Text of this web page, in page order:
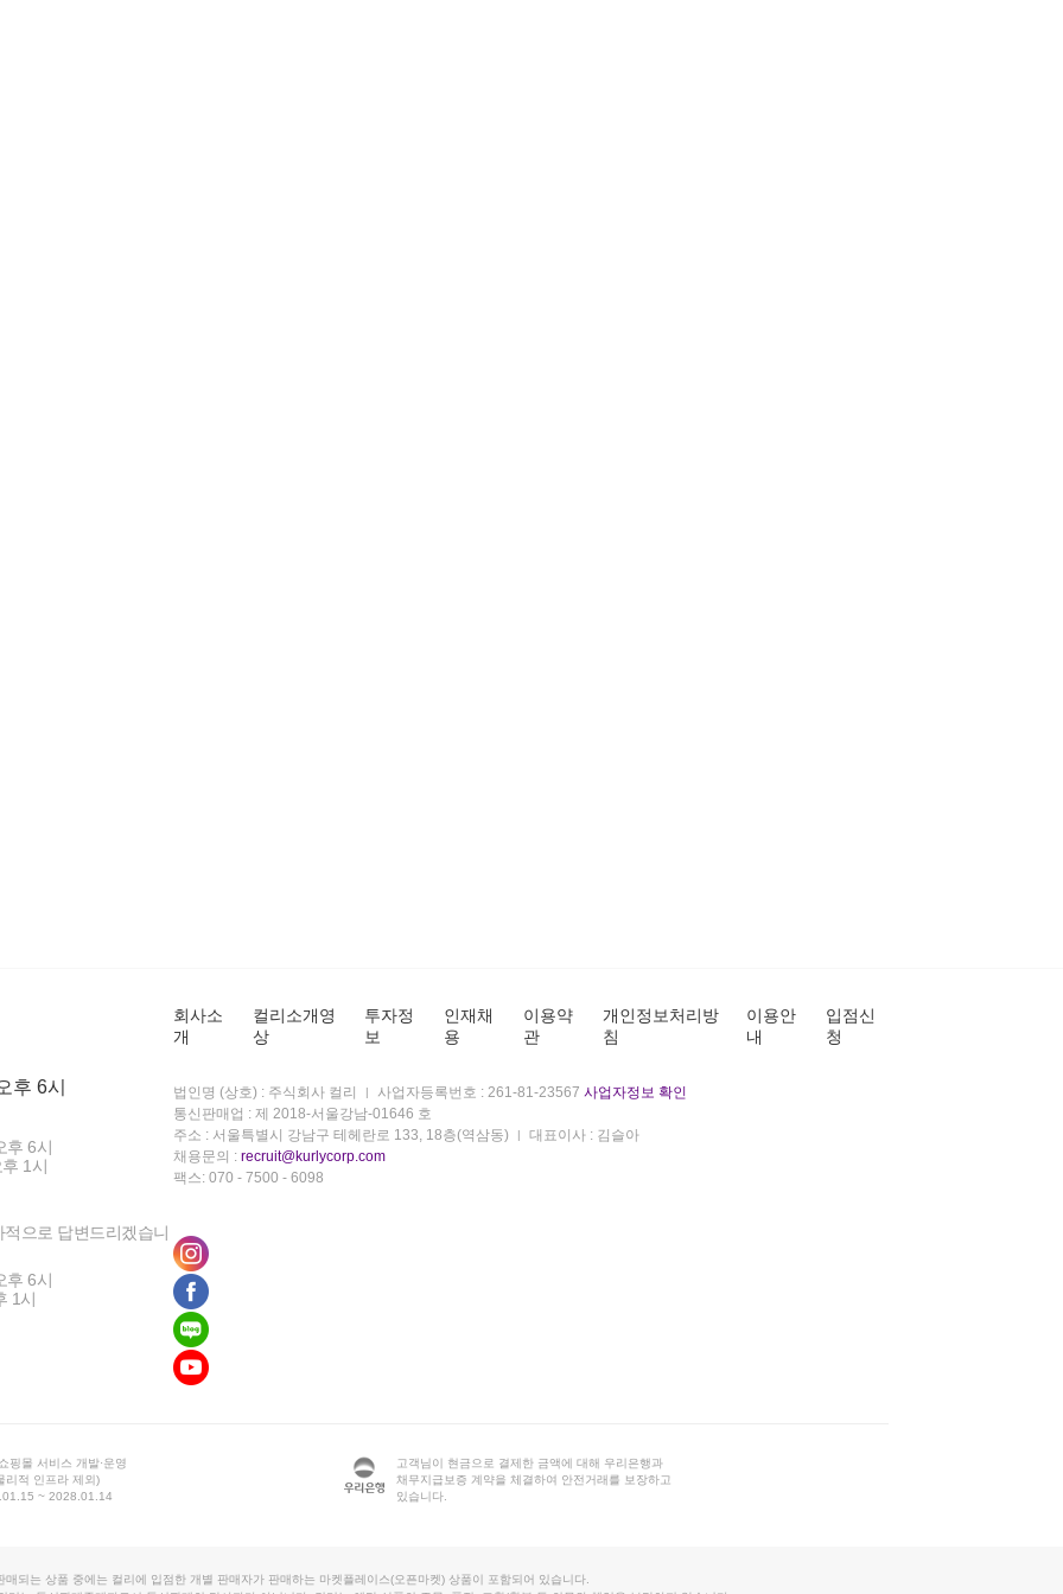
후 6시
후 6시
1시
으로 답변드리겠습니
후 6시
1시
회사소
개
컬리소개영
상
투자정
보
인재채
용
이용약
관
개인정보처리방
침
이용안
내
입점신
청
법인명 (상호) : 주식회사 컬리 사업자등록번호 : 261-81-23567 사업자정보 확인
통신판매업 : 제 2018-서울강남-01646 호
주소 : 서울특별시 강남구 테헤란로 133, 18층(역삼동)
대표이사 : 김슬아
채용문의 : recruit@kurlycorp.com
팩스: 070 - 7500 - 6098
핑몰 서비스 개발·운영
리적 인프라 제외)
~ 2028.01.14
고객님이 현금으로 결제한 금액에 대해 우리은행과
채무지급보증 계약을 체결하여 안전거래를 보장하고
있습니다.
매되는 상품 중에는 컬리에 입점한 개별 판매자가 판매하는 마켓플레이스(오픈마켓) 상품이 포함되어 있습니다.